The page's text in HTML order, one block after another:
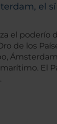
el
el poderío
de los
El